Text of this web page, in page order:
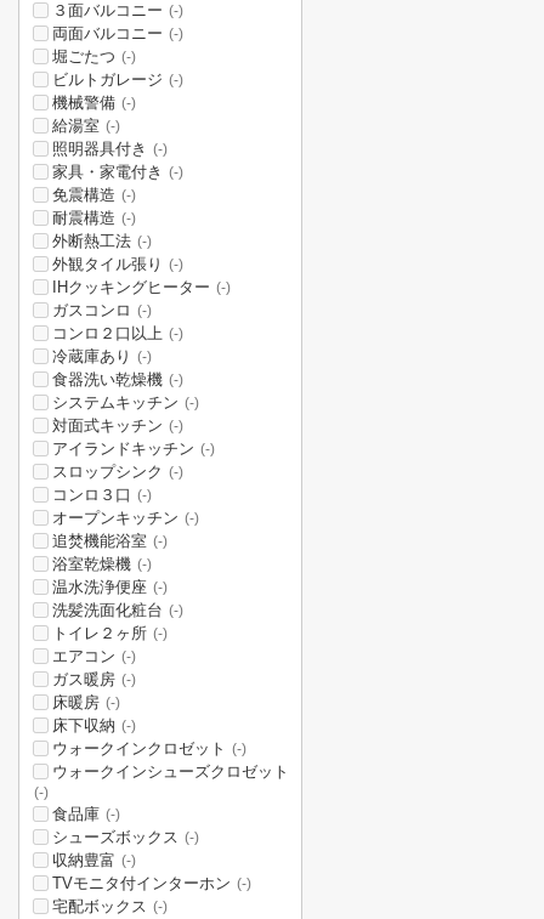
３面バルコニー (-)
両面バルコニー (-)
堀ごたつ (-)
ビルトガレージ (-)
機械警備 (-)
給湯室 (-)
照明器具付き (-)
家具・家電付き (-)
免震構造 (-)
耐震構造 (-)
外断熱工法 (-)
外観タイル張り (-)
IHクッキングヒーター (-)
ガスコンロ (-)
コンロ２口以上 (-)
冷蔵庫あり (-)
食器洗い乾燥機 (-)
システムキッチン (-)
対面式キッチン (-)
アイランドキッチン (-)
スロップシンク (-)
コンロ３口 (-)
オープンキッチン (-)
追焚機能浴室 (-)
浴室乾燥機 (-)
温水洗浄便座 (-)
洗髪洗面化粧台 (-)
トイレ２ヶ所 (-)
エアコン (-)
ガス暖房 (-)
床暖房 (-)
床下収納 (-)
ウォークインクロゼット (-)
ウォークインシューズクロゼット
(-)
食品庫 (-)
シューズボックス (-)
収納豊富 (-)
TVモニタ付インターホン (-)
宅配ボックス (-)